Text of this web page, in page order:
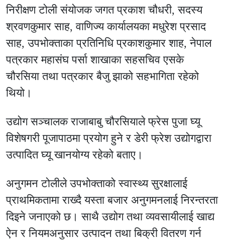
निरीक्षण टोली संयोजक जगत प्रकाश चौधरी, सदस्य
श्रवणकुमार साह, वाणिज्य कार्यालयका मधुरेश प्रसाद
साह, उपभोक्ताका प्रतिनिधि प्रकाशकुमार शाह, नेपाल
पत्रकार महासंघ पर्सा शाखाका सहसचिव एसके
चौरसिया तथा पत्रकार बैजु झाको सहभागिता रहेको
थियो।
उद्योग सञ्चालक राजाबाबु चौरसियाले फ्रेस पुजा घ्यू
विशेषगरी पूजापाठमा प्रयोग हुने र डेरी फ्रेश उद्योगद्वारा
उत्पादित घ्यू खानयोग्य रहेको बताए।
अनुगमन टोलीले उपभोक्ताको स्वास्थ्य सुरक्षालाई
प्राथमिकतामा राख्दै यस्ता बजार अनुगमनलाई निरन्तरता
दिइने जनाएको छ। साथै उद्योग तथा व्यवसायीलाई खाद्य
ऐन र नियमअनुसार उत्पादन तथा बिक्री वितरण गर्न